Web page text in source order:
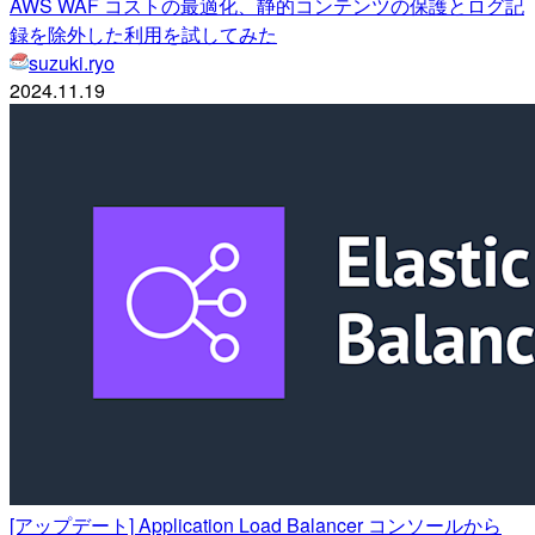
録を除外した利用を試してみた
suzuki.ryo
2024.11.19
[アップデート] Application Load Balancer コンソールから